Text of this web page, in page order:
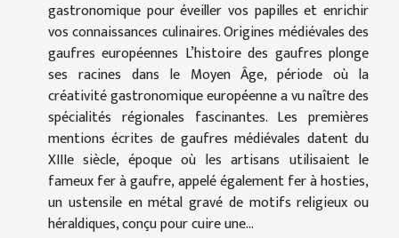
gastronomique pour éveiller vos papilles et enrichir
vos connaissances culinaires. Origines médiévales des
gaufres européennes L’histoire des gaufres plonge
ses racines dans le Moyen Âge, période où la
créativité gastronomique européenne a vu naître des
spécialités régionales fascinantes. Les premières
mentions écrites de gaufres médiévales datent du
XIIIe siècle, époque où les artisans utilisaient le
fameux fer à gaufre, appelé également fer à hosties,
un ustensile en métal gravé de motifs religieux ou
héraldiques, conçu pour cuire une...